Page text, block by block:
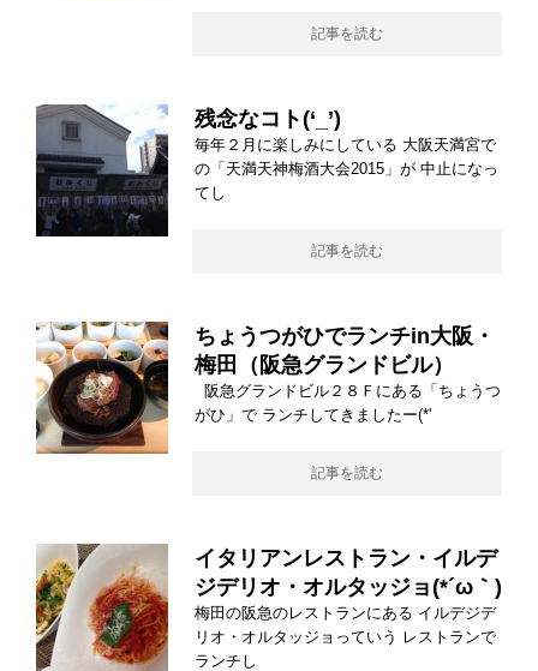
記事を読む
残念なコト(‘_’)
毎年２月に楽しみにしている 大阪天満宮で
の「天満天神梅酒大会2015」が 中止になっ
てし
記事を読む
ちょうつがひでランチin大阪・
梅田（阪急グランドビル）
阪急グランドビル２８Ｆにある「ちょうつ
がひ」で ランチしてきましたー(*'
記事を読む
イタリアンレストラン・イルデ
ジデリオ・オルタッジョ(*´ω｀)
梅田の阪急のレストランにある イルデジデ
リオ・オルタッジョっていう レストランで
ランチし